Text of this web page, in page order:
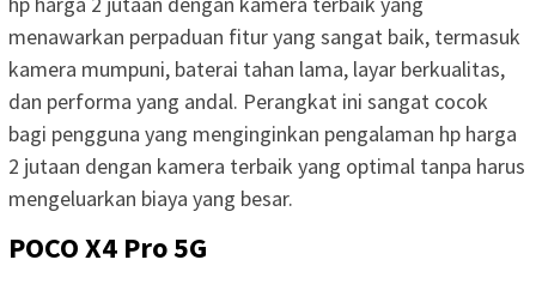
menawarkan perpaduan fitur yang sangat baik, termasuk
kamera mumpuni, baterai tahan lama, layar berkualitas,
dan performa yang andal. Perangkat ini sangat cocok
bagi pengguna yang menginginkan pengalaman hp harga
2 jutaan dengan kamera terbaik yang optimal tanpa harus
mengeluarkan biaya yang besar.
POCO X4 Pro 5G